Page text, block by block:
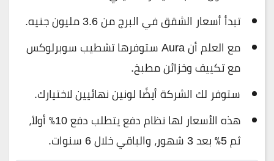
تبدأ أسعار الشقق في البرج من 3.6 مليون جنيه.
مع العلم أن Aura ستوفرها تشطيب سوبرلوكس
مع تكييف وخزائن مطبخ.
ستوفر لك الشركة أيضًا لونين نهائيين لاختيارك.
هذه الأسعار لها نظام دفع يتطلب دفع 10٪ أولاً،
ثم 5٪ بعد 3 شهور، والباقي خلال 6 سنوات.